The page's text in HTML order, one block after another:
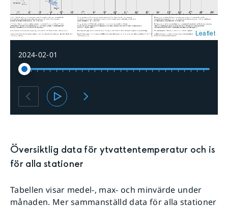
Leaflet
2024-02-01
Översiktlig data för ytvattentemperatur och is
för alla stationer
Tabellen visar medel-, max- och minvärde under
månaden. Mer sammanställd data för alla stationer